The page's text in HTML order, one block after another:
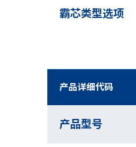
霸芯类型选项
产品详细代码
产品型号